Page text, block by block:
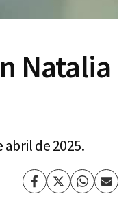
Natalia
de 2025.
Facebook
TwitterWhatsapp
Enviar